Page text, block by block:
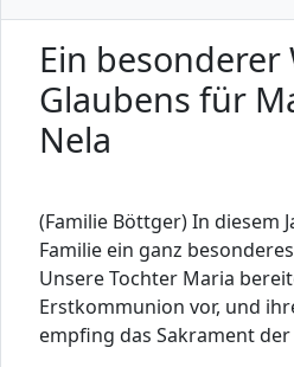
Ein besonderer
Glaubens für
Nela
(Familie Böttger) In diesem
Familie ein ganz
Unsere Tochter Maria
Erstkommunion vor, und
empfing das Sakrament der